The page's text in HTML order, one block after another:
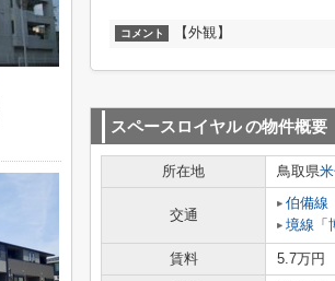
コメント 【外観】
スペースロイヤルの物件概要
所在地 鳥取県
交通
伯備線
境線 「
賃料 5.7万円